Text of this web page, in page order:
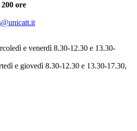
ore
e venerdì 8.30-12.30 e 13.30-
e giovedì 8.30-12.30 e 13.30-17.30,